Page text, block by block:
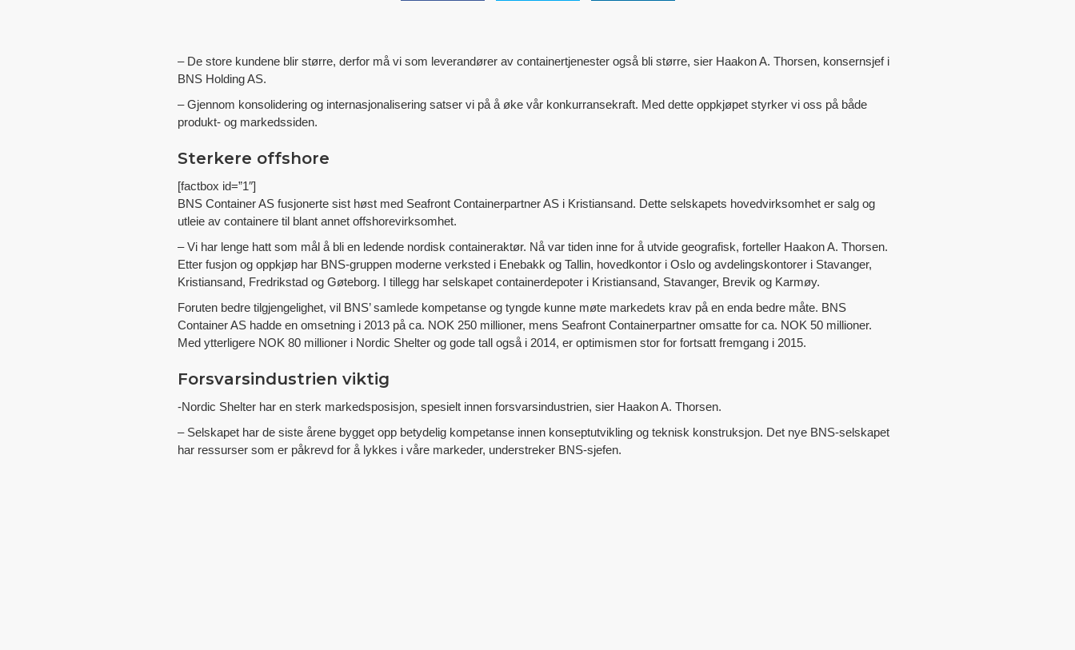
– De store kundene blir større, derfor må vi som leverandører av containertjenester også bli større, sier Haakon A. Thorsen, konsernsjef i
BNS Holding AS.
– Gjennom konsolidering og internasjonalisering satser vi på å øke vår konkurransekraft. Med dette oppkjøpet styrker vi oss på både
produkt- og markedssiden.
Sterkere offshore
[factbox id=”1″]
BNS Container AS fusjonerte sist høst med Seafront Containerpartner AS i Kristiansand. Dette selskapets hovedvirksomhet er salg og
utleie av containere til blant annet offshorevirksomhet.
–Vi har lenge hatt som mål å bli en ledende nordisk containeraktør. Nå var tiden inne for å utvide geografisk, forteller Haakon A. Thorsen.
Etter fusjon og oppkjøp har BNS-gruppen moderne verksted i Enebakk og Tallin, hovedkontor i Oslo og avdelingskontorer i Stavanger,
Kristiansand, Fredrikstad og Gøteborg. I tillegg har selskapet containerdepoter i Kristiansand, Stavanger, Brevik og Karmøy.
Foruten bedre tilgjengelighet, vil BNS’ samlede kompetanse og tyngde kunne møte markedets krav på en enda bedre måte. BNS
Container AS hadde en omsetning i 2013 på ca. NOK 250 millioner, mens Seafront Containerpartner omsatte for ca. NOK 50 millioner.
Med ytterligere NOK 80 millioner i Nordic Shelter og gode tall også i 2014, er optimismen stor for fortsatt fremgang i 2015.
Forsvarsindustrien viktig
-Nordic Shelter har en sterk markedsposisjon, spesielt innen forsvarsindustrien, sier Haakon A. Thorsen.
– Selskapet har de siste årene bygget opp betydelig kompetanse innen konseptutvikling og teknisk konstruksjon. Det nye BNS-selskapet
har ressurser som er påkrevd for å lykkes i våre markeder, understreker BNS-sjefen.